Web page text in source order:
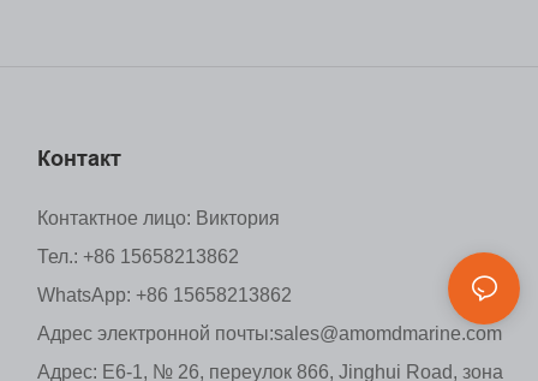
Контакт
Контактное лицо: Виктория
Тел.: +86 15658213862
WhatsApp: +86 15658213862
Адрес электронной почты:sales@amomdmarine.com
Адрес: E6-1, № 26, переулок 866, Jinghui Road, зона